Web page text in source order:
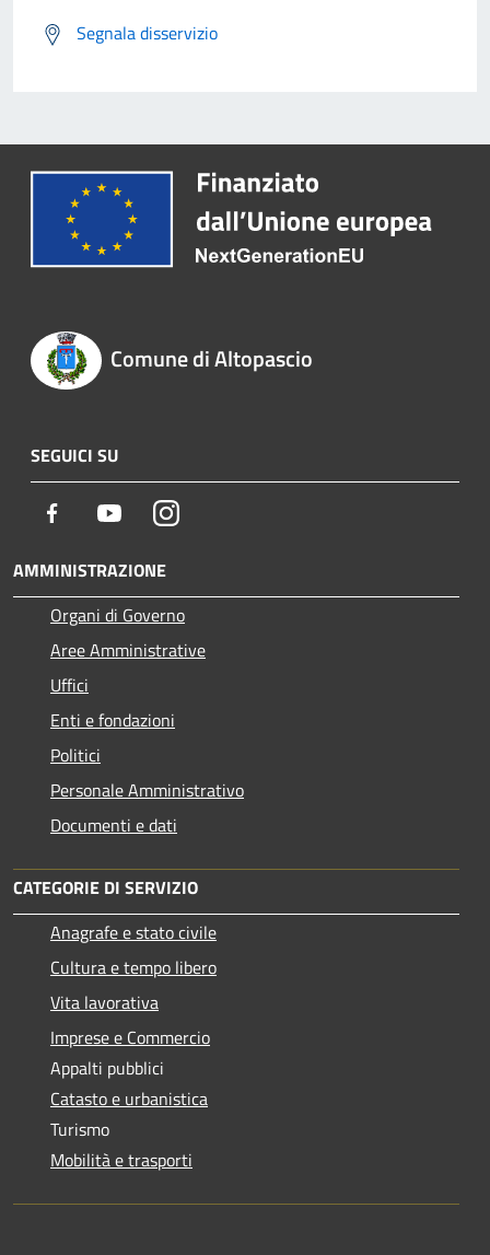
Segnala disservizio
Comune di Altopascio
SEGUICI SU
Facebook YoutubeInstagram
AMMINISTRAZIONE
Organi di Governo
Aree Amministrative
Uffici
Enti e fondazioni
Politici
Personale Amministrativo
Documenti e dati
CATEGORIE DI SERVIZIO
Anagrafe e stato civile
Cultura e tempo libero
Vita lavorativa
Imprese e Commercio
Appalti pubblici
Catasto e urbanistica
Turismo
Mobilità e trasporti